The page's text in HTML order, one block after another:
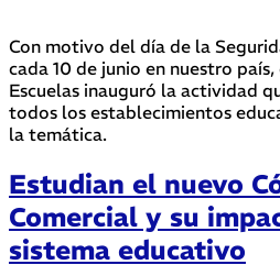
Con motivo del día de la
cada 10 de junio en nuestro
Escuelas inauguró la actividad
todos los establecimientos
la temática.
Estudian el nuevo
Comercial y su
sistema educativo